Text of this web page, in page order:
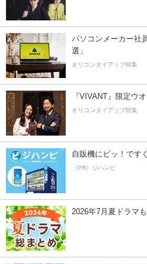
パソコンメーカー社
選」
オリコンタイアップ特集
『VIVANT』限定ウ
オリコンタイアップ特集
自販機にピッ！です
（PR）ジハンピ
2026年7月夏ドラマ